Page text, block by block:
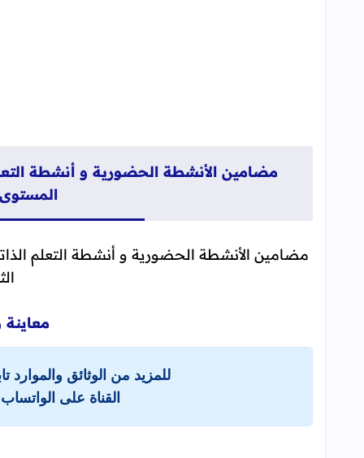
مضامين الأنشطة الحضورية و أنشطة
المستوى
مضامين الأنشطة الحضورية و أنشطة التعلم
للمزيد من الوثائق
القناة على